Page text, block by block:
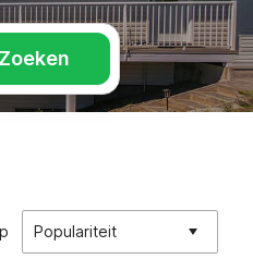
Zoeken
Populariteit